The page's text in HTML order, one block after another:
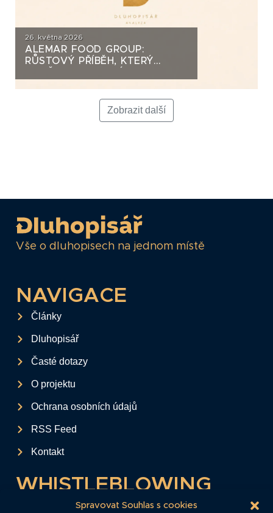
Spravovat Souhlas s cookies
26. května 2026
ALEMAR FOOD GROUP:
RŮSTOVÝ PŘÍBĚH, KTERÝ
Zobrazit další
Vše o dluhopisech na jednom místě
NAVIGACE
Články
Dluhopisář
Časté dotazy
O projektu
Ochrana osobních údajů
RSS Feed
Kontakt
WHISTLEBLOWING
Tento formulář slouží k anonymnímu zaslání